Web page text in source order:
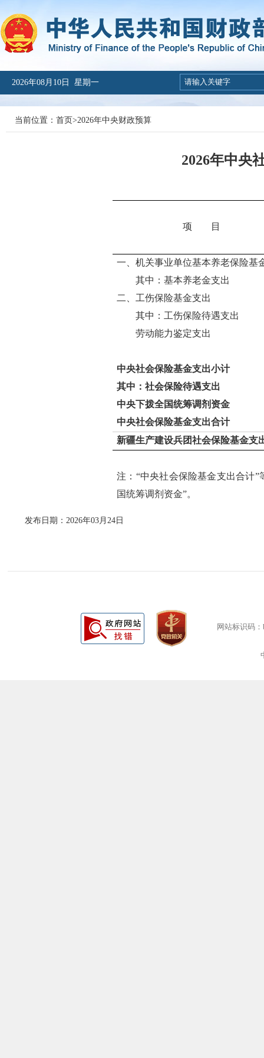
2026年08月10日 星期一
当前位置： 首页>2026年中央财政预算
2026年中央
项 目
一、机关事业单位基本养老保险基
其中：基本养老金支出
二、工伤保险基金支出
其中：工伤保险待遇支出
劳动能力鉴定支出
中央社会保险基金支出小计
其中：社会保险待遇支出
中央下拨全国统筹调剂资金
中央社会保险基金支出合计
新疆生产建设兵团社会保险基金支
注：“中央社会保险基金支出合计
国统筹调剂资金”。
发布日期：2026年03月24日
网站标识码